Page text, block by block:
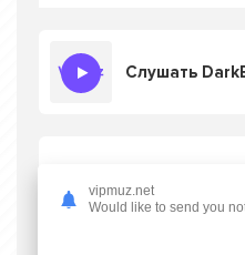
Скачать песню
Кавказ (Безумная
Пандура До Самого
vipmuz.net
Would like to send you